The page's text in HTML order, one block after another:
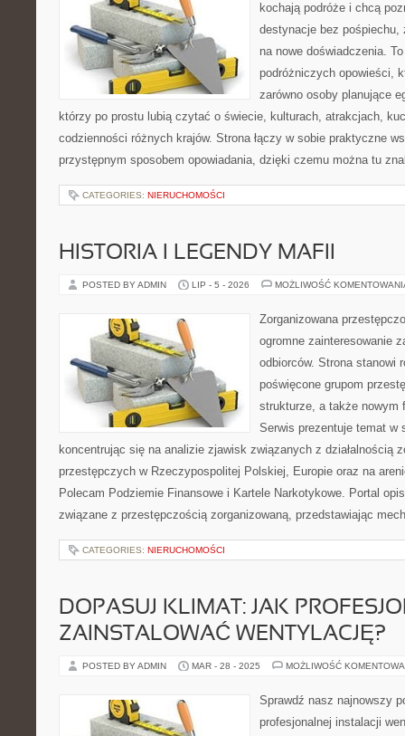
kochają podróże i chcą
destynacje bez
na nowe doświadczenia.
podróżniczych opowieści,
zarówno osoby planujące
którzy po prostu lubią czytać o świecie, kulturach, atrakcjach,
codzienności różnych krajów. Strona łączy w sobie praktyczne
przystępnym sposobem opowiadania, dzięki czemu można tu
CATEGORIES: NIERUCHOMOŚCI
HISTORIA I LEGENDY MAFII
POSTED BY ADMIN LIP - 5 - 2026 MOŻLIWOŚĆ
Zorganizowana
ogromne zainteresowanie
odbiorców. Strona stanowi
poświęcone grupom
strukturze, a także nowym
Serwis prezentuje temat w
koncentrując się na analizie zjawisk związanych z działalnością
przestępczych w Rzeczypospolitej Polskiej, Europie oraz na
Polecam Podziemie Finansowe i Kartele Narkotykowe. Portal
związane z przestępczością zorganizowaną, przedstawiając
CATEGORIES: NIERUCHOMOŚCI
DOPASUJ KLIMAT: JAK
ZAINSTALOWAĆ WENTYLACJĘ?
POSTED BY ADMIN MAR - 28 - 2025 MOŻLIWOŚĆ
Sprawdź nasz najnowszy
profesjonalnej instalacji